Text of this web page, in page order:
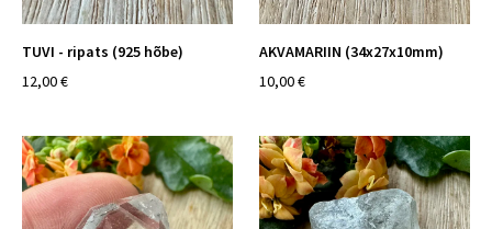
TUVI - ripats (925 hõbe)
12,00 €
AKVAMARIIN (34x27x10mm)
10,00 €